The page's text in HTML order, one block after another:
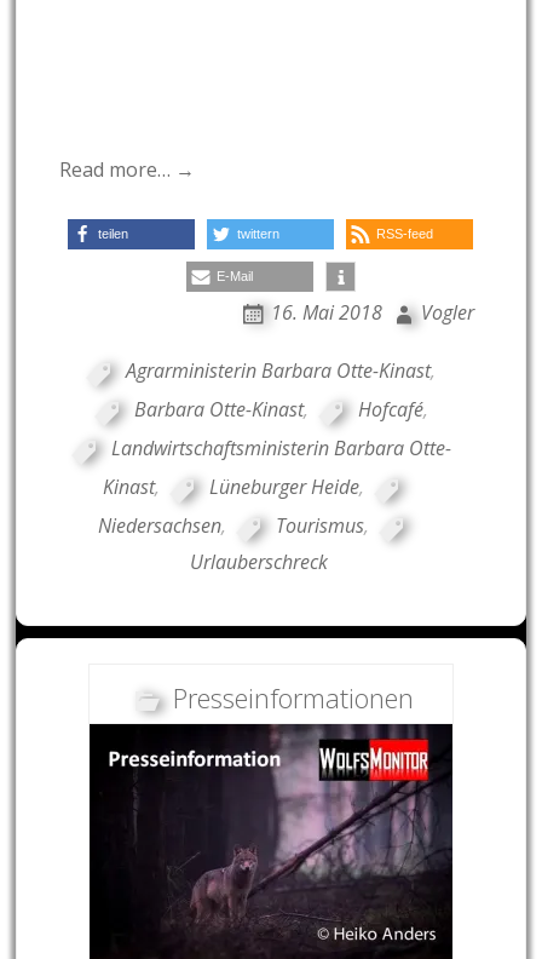
Read more… →
teilen twittern RSS-feed
E-Mail
16. Mai 2018 Vogler
Agrarministerin Barbara Otte-Kinast,
Barbara Otte-Kinast, Hofcafé,
Landwirtschaftsministerin Barbara Otte-
Kinast, Lüneburger Heide,
Niedersachsen, Tourismus,
Urlauberschreck
Presseinformationen